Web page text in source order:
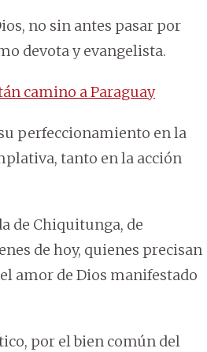
no sin antes pasar por
devota y evangelista.
camino a Paraguay
perfeccionamiento en la
tanto en la acción
de Chiquitunga, de
de hoy, quienes precisan
amor de Dios manifestado
por el bien común del